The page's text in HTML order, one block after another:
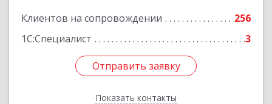
Клиентов на сопровождении
256
1С:Специалист
3
Отправить заявку
Показать контакты
Отправить заявку
Назад